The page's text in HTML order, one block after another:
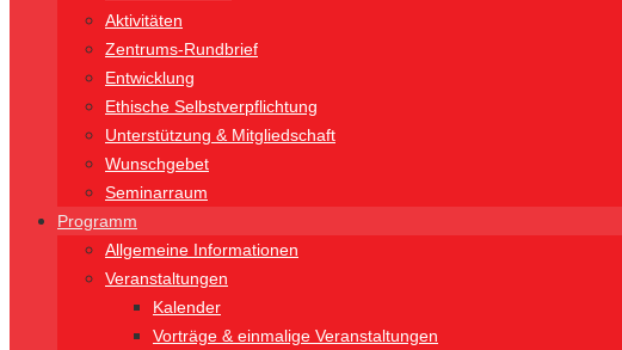
Aktivitäten
Zentrums-Rundbrief
Entwicklung
Ethische Selbstverpflichtung
Unterstützung & Mitgliedschaft
Wunschgebet
Seminarraum
Programm
Allgemeine Informationen
Veranstaltungen
Kalender
Vorträge & einmalige Veranstaltungen